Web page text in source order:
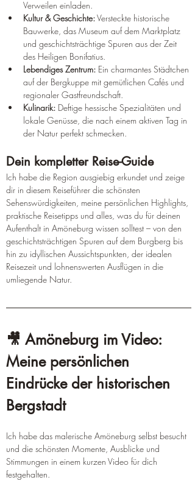
Verweilen einladen.
Kultur & Geschichte: Versteckte historische
Bauwerke, das Museum auf dem Marktplatz
und geschichtsträchtige Spuren aus der Zeit
des Heiligen Bonifatius.
Lebendiges Zentrum: Ein charmantes Städtchen
auf der Bergkuppe mit gemütlichen Cafés und
regionaler Gastfreundschaft.
Kulinarik: Deftige hessische Spezialitäten und
lokale Genüsse, die nach einem aktiven Tag in
der Natur perfekt schmecken.
Dein kompletter Reise-Guide
Ich habe die Region ausgiebig erkundet und zeige
dir in diesem Reiseführer die schönsten
Sehenswürdigkeiten, meine persönlichen Highlights,
praktische Reisetipps und alles, was du für deinen
Aufenthalt in Amöneburg wissen solltest – von den
geschichtsträchtigen Spuren auf dem Burgberg bis
hin zu idyllischen Aussichtspunkten, der idealen
Reisezeit und lohnenswerten Ausflügen in die
umliegende Natur.
🎥 Amöneburg im Video:
Meine persönlichen
Eindrücke der historischen
Bergstadt
Ich habe das malerische Amöneburg selbst besucht
und die schönsten Momente, Ausblicke und
Stimmungen in einem kurzen Video für dich
festgehalten.